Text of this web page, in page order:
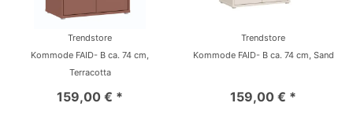
Trendstore
Kommode FAID- B ca. 74 cm,
Terracotta
159,00 € *
Trendstore
Kommode FAID- B ca. 74 cm, Sand
159,00 € *